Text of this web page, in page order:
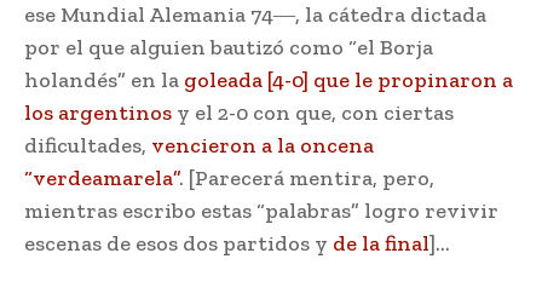
ese Mundial Alemania 74―, la cátedra dictada
por el que alguien bautizó como “el Borja
holandés” en la goleada [4-0] que le propinaron a
los argentinos y el 2-0 con que, con ciertas
dificultades, vencieron a la oncena
“verdeamarela”. [Parecerá mentira, pero,
mientras escribo estas “palabras” logro revivir
escenas de esos dos partidos y de la final]…